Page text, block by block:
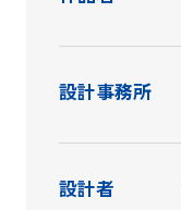
設計事務所
設計者